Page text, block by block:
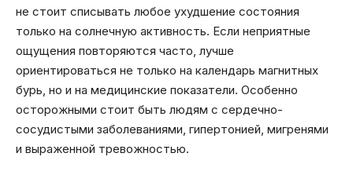
не стоит списывать любое ухудшение состояния
только на солнечную активность. Если неприятные
ощущения повторяются часто, лучше
ориентироваться не только на календарь магнитных
бурь, но и на медицинские показатели. Особенно
осторожными стоит быть людям с сердечно-
сосудистыми заболеваниями, гипертонией, мигренями
и выраженной тревожностью.